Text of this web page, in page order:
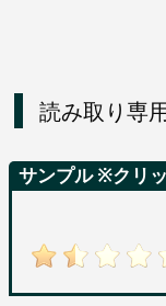
読み取り専
サンプル ※クリ